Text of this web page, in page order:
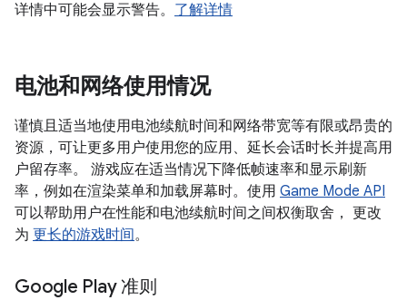
详情中可能会显示警告。 了解详情
电池和网络使用情况
谨慎且适当地使用电池续航时间和网络带宽等有限或昂贵的
资源，可让更多用户使用您的应用、延长会话时长并提高用
户留存率。 游戏应在适当情况下降低帧速率和显示刷新
率，例如在渲染菜单和加载屏幕时。使用 Game Mode API
可以帮助用户在性能和电池续航时间之间权衡取舍， 更改
为 更长的游戏时间。
Google Play 准则